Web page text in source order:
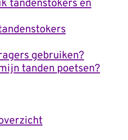
tandenstokers en
gebruiken?
tanden poetsen?